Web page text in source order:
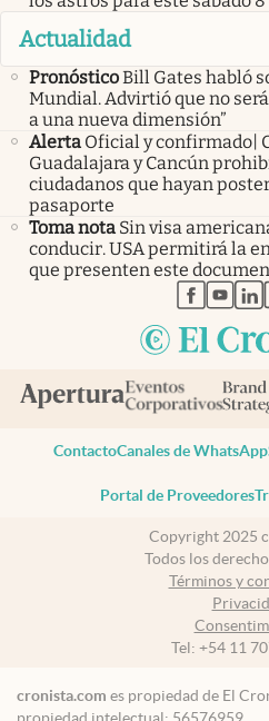
Actualidad
PronósticoBill Gates habló
Mundial. Advirtió que no
a una nueva dimensión”
Alerta Oficial y confirmado|
Guadalajara y Cancún
ciudadanos que hayan
pasaporte
Toma nota Sin visa
conducir. USA permitirá la
que presenten este
abre en
abre
ContactoCanales de WhatsApp
Portal de Proveedores
Copyright 2025
Todos los
Términos y
Tel: +54 11
cronista.com es propiedad de El
propiedad intelectual: 56576959